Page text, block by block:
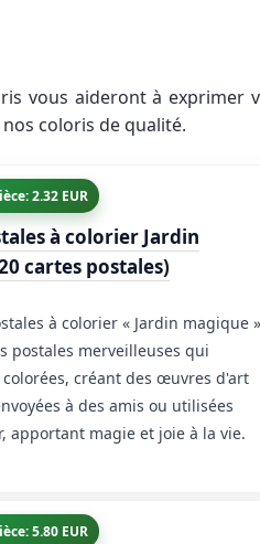
vous aideront à exprimer
coloris de qualité.
2.32 EUR
à colorier Jardin
cartes postales)
à colorier « Jardin magique »
postales merveilleuses qui
créant des œuvres d'art
à des amis ou utilisées
apportant magie et joie à la vie.
5.80 EUR